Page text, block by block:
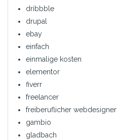
dribbble
drupal
ebay
einfach
einmalige kosten
elementor
fiverr
freelancer
freiberuflicher webdesigner
gambio
gladbach